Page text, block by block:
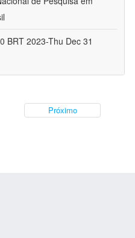
BRT 2023-Thu Dec 31
Próximo